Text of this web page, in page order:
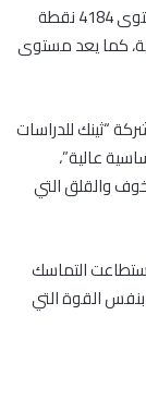
وفيما يخص سوق أبوظبي، قال سامح غريب إن مستوى 4184 نقطة
كما يعد مستوى
“ثينك للدراسات
عالية”،
والقلق التي
التماسك
بنفس القوة التي